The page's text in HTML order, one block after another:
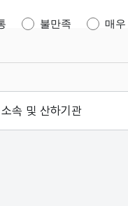
불만족 매우
소속 및 산하기관